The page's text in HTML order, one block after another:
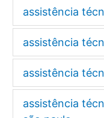
assistência
assistência
assistência
assistência